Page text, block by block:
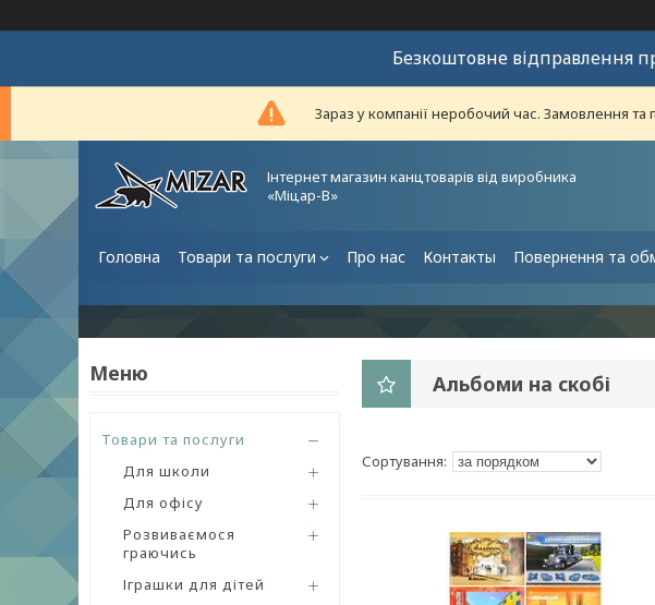
Безкоштовне відправлення
Зараз у компанії неробочий час. Замовлення
Інтернет магазин канцтоварів від виробника
«Міцар-В»
Головна Товари та послуги Про нас Контакты Повернення та
Товари та послуги
Для школи
Для офісу
Розвиваємося
граючись
Іграшки для дітей
Альбоми на скобі